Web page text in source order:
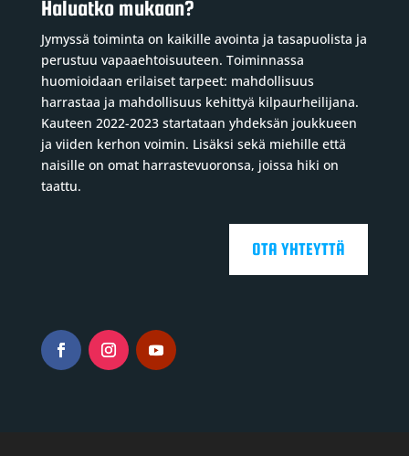
Haluatko mukaan?
Jymyssä toiminta on kaikille avointa ja tasapuolista ja
perustuu vapaaehtoisuuteen. Toiminnassa
huomioidaan erilaiset tarpeet: mahdollisuus
harrastaa ja mahdollisuus kehittyä kilpaurheilijana.
Kauteen 2022-2023 startataan yhdeksän joukkueen
ja viiden kerhon voimin. Lisäksi sekä miehille että
naisille on omat harrastevuoronsa, joissa hiki on
taattu.
OTA YHTEYTTÄ